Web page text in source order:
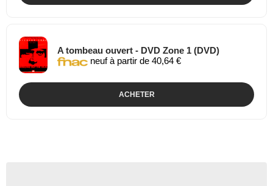
A tombeau ouvert - DVD Zone 1 (DVD)
neuf à partir de 40,64 €
ACHETER